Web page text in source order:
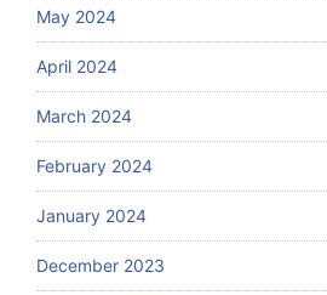
May 2024
April 2024
March 2024
February 2024
January 2024
December 2023